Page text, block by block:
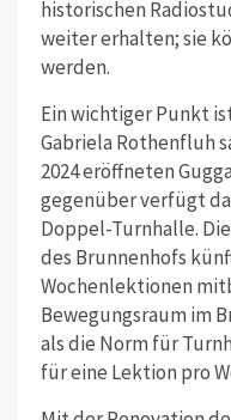
historischen
weiter erhalten; sie
werden.
Ein wichtiger Punkt
Gabriela Rothenfluh
2024 eröffneten
gegenüber verfügt
Doppel-Turnhalle.
des Brunnenhofs
Wochenlektionen
Bewegungsraum im
als die Norm für
für eine Lektion pro